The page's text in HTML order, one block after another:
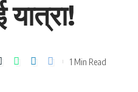
1 Min Read